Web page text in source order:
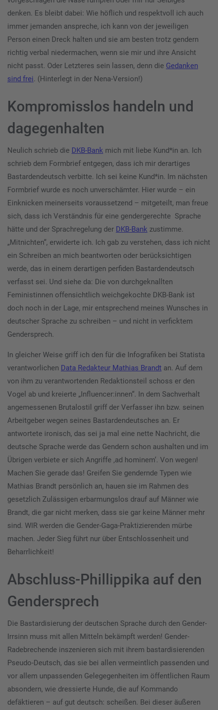
denken. Es bleibt dabei: Wie höflich und respektvoll ich auch
immer jemanden anspreche, ich kann von der jeweiligen
Person einen Dreck halten und sie am besten trotz gendern
richtig verbal niedermachen, wenn sie mir und ihre Ansicht
nicht passt. Oder Letzteres sein lassen, denn die Gedanken
sind frei. (Hinterlegt in der Nena-Version!)
Kompromisslos handeln und
dagegenhalten
Neulich schrieb die DKB-Bank mich mit liebe Kund*in an. Ich
schrieb dem Formbrief entgegen, dass ich mir derartiges
Bastardendeutsch verbitte. Ich sei keine Kund*in. Im nächsten
Formbrief wurde es noch unverschämter. Hier wurde – ein
Einknicken meinerseits voraussetzend – mitgeteilt, man freue
sich, dass ich Verständnis für eine gendergerechte Sprache
hätte und der Sprachregelung der DKB-Bank zustimme.
„Mitnichten“, erwiderte ich. Ich gab zu verstehen, dass ich nicht
ein Schreiben an mich beantworten oder berücksichtigen
werde, das in einem derartigen perfiden Bastardendeutsch
verfasst sei. Und siehe da: Die von durchgeknallten
Feministinnen offensichtlich weichgekochte DKB-Bank ist
doch noch in der Lage, mir entsprechend meines Wunsches in
deutscher Sprache zu schreiben – und nicht in verficktem
Gendersprech.
In gleicher Weise griff ich den für die Infografiken bei Statista
verantworlichen Data Redakteur Mathias Brandt an. Auf dem
von ihm zu verantwortenden Redaktionsteil schoss er den
Vogel ab und kreierte „Influencer:innen“. In dem Sachverhalt
angemessenen Brutalostil griff der Verfasser ihn bzw. seinen
Arbeitgeber wegen seines Bastardendeutsches an. Er
antwortete ironisch, das sei ja mal eine nette Nachricht, die
deutsche Sprache werde das Gendern schon aushalten und im
Übrigen verbiete er sich Angriffe ‚ad hominem‘. Von wegen!
Machen Sie gerade das! Greifen Sie gendernde Typen wie
Mathias Brandt persönlich an, hauen sie im Rahmen des
gesetzlich Zulässigen erbarmungslos drauf auf Männer wie
Brandt, die gar nicht merken, dass sie gar keine Männer mehr
sind. WIR werden die Gender-Gaga-Praktizierenden mürbe
machen. Jeder Sieg führt nur über Entschlossenheit und
Beharrlichkeit!
Abschluss-Phillippika auf den
Gendersprech
Die Bastardisierung der deutschen Sprache durch den Gender-
Irrsinn muss mit allen Mitteln bekämpft werden! Gender-
Radebrechende inszenieren sich mit ihrem bastardisierenden
Pseudo-Deutsch, das sie bei allen vermeintlich passenden und
vor allem unpassenden Gelegegenheiten im öffentlichen Raum
absondern, wie dressierte Hunde, die auf Kommando
defäktieren – auf gut deutsch: scheißen. Bei dieser äußeren